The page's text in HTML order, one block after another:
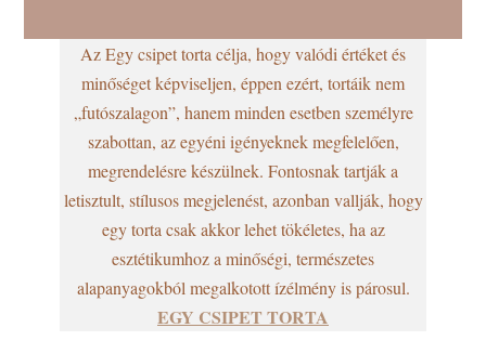
Az Egy csipet torta célja, hogy valódi értéket és
minőséget képviseljen, éppen ezért, tortáik nem
„futószalagon”, hanem minden esetben személyre
szabottan, az egyéni igényeknek megfelelően,
megrendelésre készülnek. Fontosnak tartják a
letisztult, stílusos megjelenést, azonban vallják, hogy
egy torta csak akkor lehet tökéletes, ha az
esztétikumhoz a minőségi, természetes
alapanyagokból megalkotott ízélmény is párosul.
EGY CSIPET TORTA